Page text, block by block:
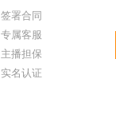
签署合同
专属客服
主播担保
实名认证